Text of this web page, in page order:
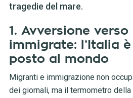
tragedie del mare.
1. Avversione
immigrate: l’Italia
posto al mondo
Migranti e immigrazione non
dei giornali, ma il termometro